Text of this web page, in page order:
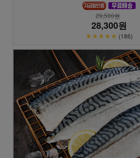
29,500원
28,300원
★★★★★ (186)